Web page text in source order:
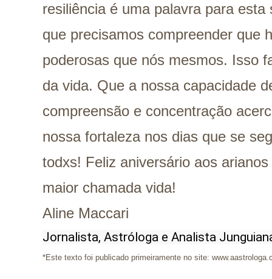
resiliência é uma palavra para
que precisamos compreender que
poderosas que nós mesmos. Isso
da vida. Que a nossa capacidade
compreensão e concentração
nossa fortaleza nos dias que se
todxs! Feliz aniversário aos
maior chamada vida!
Aline Maccari
Jornalista, Astróloga e Analista
*Este texto foi publicado primeiramente no site: